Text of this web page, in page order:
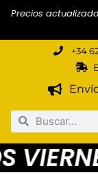
Precios
+34